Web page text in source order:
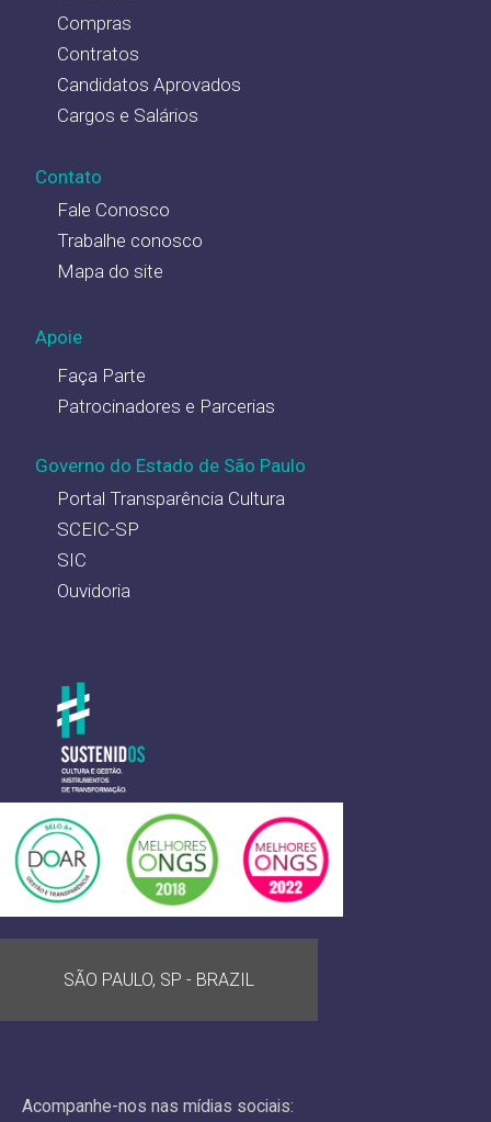
Compras
Contratos
Candidatos Aprovados
Cargos e Salários
Contato
Fale Conosco
Trabalhe conosco
Mapa do site
Apoie
Faça Parte
Patrocinadores e Parcerias
Governo do Estado de São Paulo
Portal Transparência Cultura
SCEIC-SP
SIC
Ouvidoria
SÃO PAULO, SP - BRAZIL
Acompanhe-nos nas mídias sociais: